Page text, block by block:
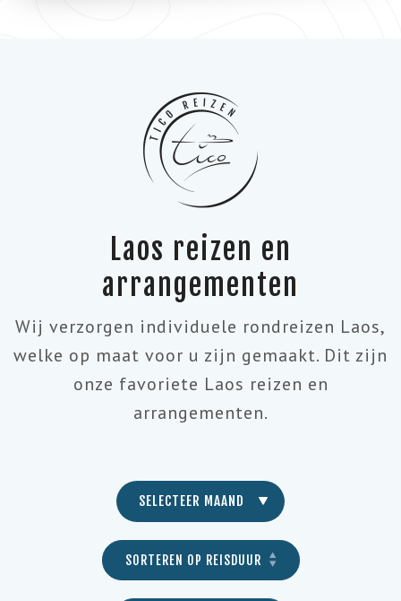
Laos reizen en
arrangementen
Wij verzorgen individuele rondreizen Laos,
welke op maat voor u zijn gemaakt. Dit zijn
onze favoriete Laos reizen en
arrangementen.
SELECTEER MAAND
SORTEREN OP REISDUUR